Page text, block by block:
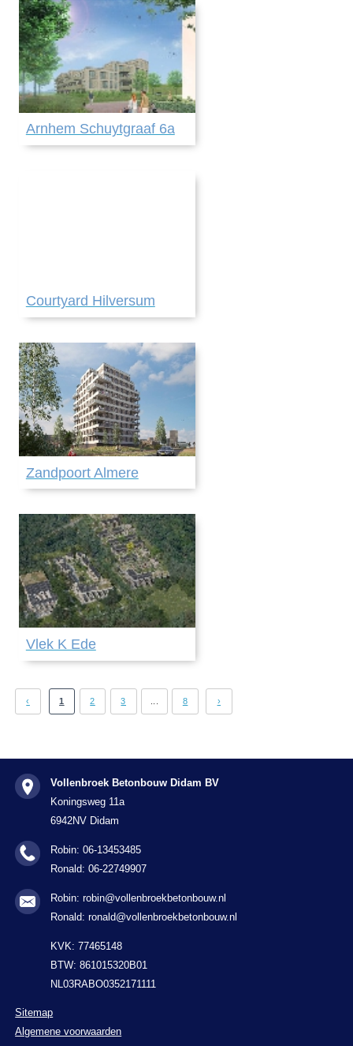
Arnhem Schuytgraaf 6a
Courtyard Hilversum
Zandpoort Almere
Vlek K Ede
‹ 1 2 3 8 ›
Vollenbroek Betonbouw Didam BV
Koningsweg 11a
6942NV Didam
Robin: 06-13453485
Ronald: 06-22749907
Robin: robin@vollenbroekbetonbouw.nl
Ronald: ronald@vollenbroekbetonbouw.nl
KVK: 77465148
BTW: 861015320B01
NL03RABO0352171111
Sitemap
Algemene voorwaarden